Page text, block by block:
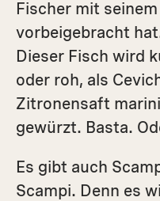
Fischer mit
vorbeigebracht
Dieser Fisch wird
oder roh, als
Zitronensaft
gewürzt. Basta.
Es gibt auch
Scampi. Denn es